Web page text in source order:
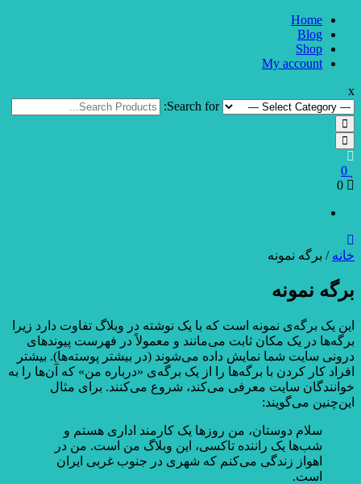
Home
Blog
Shop
My account
x
Search for:
0
0
خانه / برگه نمونه
برگه نمونه
این یک برگه‌ی نمونه است که با یک نوشته در وبلاگ تفاوت دارد زیرا
برگه‌ها در یک مکان ثابت می‌مانند و معمولاً در فهرست پیوندهای
درونی سایت شما نمایش داده می‌شوند (در بیشتر پوسته‌ها). بیشتر
افراد کار کردن با برگه‌ها را از یک برگه‌ی «درباره من» که آن‌ها را به
خوانندگان سایت معرفی می‌کند، شروع می‌کنند. برای مثال
این‌چنین می‌گویند:
سلام دوستان، من روزها یک کارمند اداری هستم و
شب‌ها یک راننده تاکسی، این وبلاگ من است. من در
اهواز زندگی می‌کنم که شهری در جنوب غربی ایران
است.